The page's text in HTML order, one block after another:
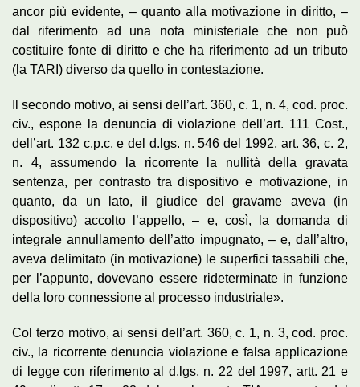
ancor più evidente, – quanto alla motivazione in diritto, –
dal riferimento ad una nota ministeriale che non può
costituire fonte di diritto e che ha riferimento ad un tributo
(la TARI) diverso da quello in contestazione.
Il secondo motivo, ai sensi dell’art. 360, c. 1, n. 4, cod. proc.
civ., espone la denuncia di violazione dell’art. 111 Cost.,
dell’art. 132 c.p.c. e del d.lgs. n. 546 del 1992, art. 36, c. 2,
n. 4, assumendo la ricorrente la nullità della gravata
sentenza, per contrasto tra dispositivo e motivazione, in
quanto, da un lato, il giudice del gravame aveva (in
dispositivo) accolto l’appello, – e, così, la domanda di
integrale annullamento dell’atto impugnato, – e, dall’altro,
aveva delimitato (in motivazione) le superfici tassabili che,
per l’appunto, dovevano essere rideterminate in funzione
della loro connessione al processo industriale».
Col terzo motivo, ai sensi dell’art. 360, c. 1, n. 3, cod. proc.
civ., la ricorrente denuncia violazione e falsa applicazione
di legge con riferimento al d.lgs. n. 22 del 1997, artt. 21 e